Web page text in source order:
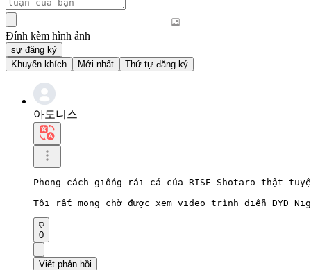
Đính kèm hình ảnh
sự đăng ký
Khuyến khích
Mới nhất Thứ tự đăng ký
아도니스
Phong cách giống rái cá của RISE Shotaro thật
Tôi rất mong chờ được xem video trình diễn DYD
0
Viết phản hồi